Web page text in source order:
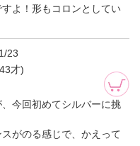
よ！形もコロンとしてい
23
才)
今回初めてシルバーに挑
がのる感じで、かえって